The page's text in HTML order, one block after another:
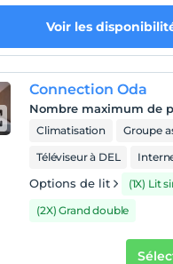
non fumeur
de moins de 2 ne sont
Voir les
Connection Oda
Nombre maximum de
Climatisation Groupe
Téléviseur à DEL
Options de lit
(1X) Lit
(2X) Grand double